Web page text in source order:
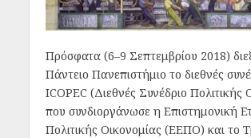
Πρόσφατα (6–9 Σεπτεμβρίου 2018)
Πάντειο Πανεπιστήμιο το διεθνές
ICOPEC (Διεθνές Συνέδριο Πολιτικής
που συνδιοργάνωσε η Επιστημονική
Πολιτικής Οικονομίας (ΕΕΠΟ) και το